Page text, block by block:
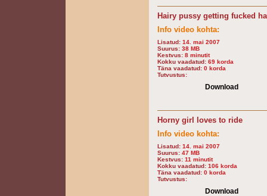
Hairy pussy getting fucked
Info video kohta:
Lisatud: 14. mai 2007
Suurus: 38 MB
Kestvus: 8 minutit
Kokku vaadatud: 69 korda
Täna vaadatud: 0 korda
Tutvustus:
Download
Horny girl loves to ride
Info video kohta:
Lisatud: 14. mai 2007
Suurus: 47 MB
Kestvus: 11 minutit
Kokku vaadatud: 106 korda
Täna vaadatud: 0 korda
Tutvustus:
Download